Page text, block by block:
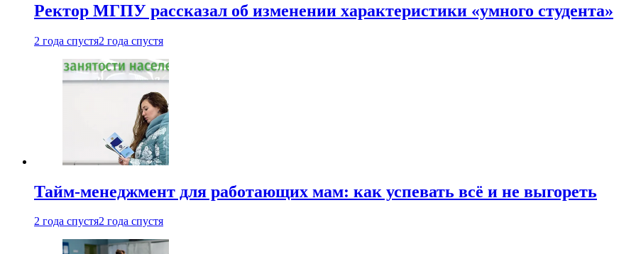
Ректор МГПУ рассказал об изменении характеристики «умного студента»
2 года спустя2 года спустя
Тайм-менеджмент для работающих мам: как успевать всё и не выгореть
2 года спустя2 года спустя